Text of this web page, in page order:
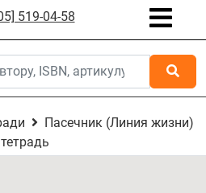
519-04-58
Пасечник (Линия жизни)